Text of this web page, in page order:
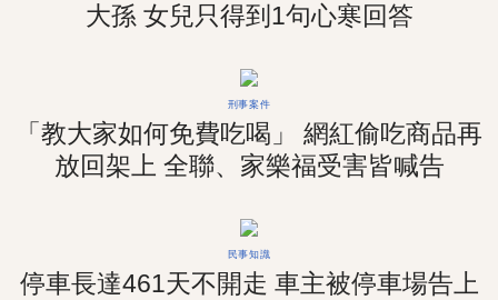
大孫 女兒只得到1句心寒回答
刑事案件
「教大家如何免費吃喝」 網紅偷吃商品再
放回架上 全聯、家樂福受害皆喊告
民事知識
停車長達461天不開走 車主被停車場告上